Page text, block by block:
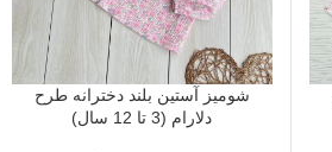
شومیز آستین بلند دخترانه طرح
دلارام (3 تا 12 سال)